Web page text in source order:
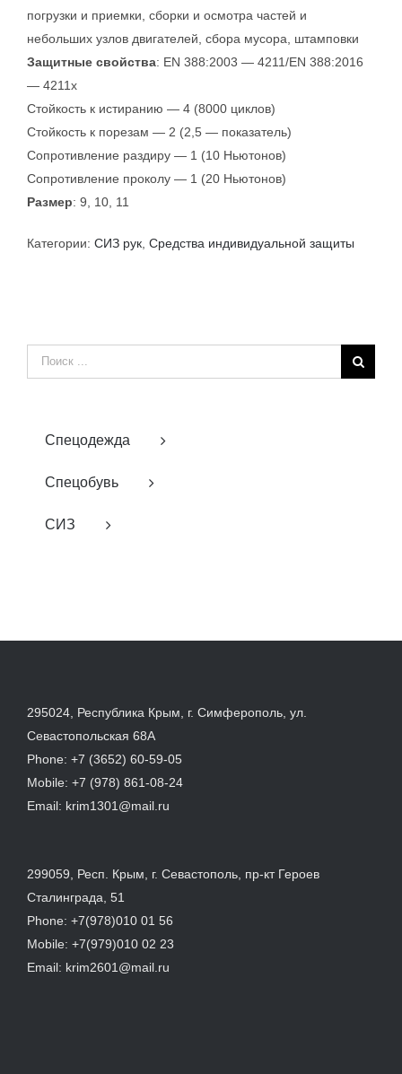
погрузки и приемки, сборки и осмотра частей и
небольших узлов двигателей, сбора мусора, штамповки
Защитные свойства: EN 388:2003 — 4211/EN 388:2016
— 4211х
Стойкость к истиранию — 4 (8000 циклов)
Стойкость к порезам — 2 (2,5 — показатель)
Сопротивление раздиру — 1 (10 Ньютонов)
Сопротивление проколу — 1 (20 Ньютонов)
Размер: 9, 10, 11
Категории: СИЗ рук Средства индивидуальной защиты
Результат
поиска:
Спецодежда
Спецобувь
СИЗ
295024, Республика Крым, г. Симферополь, ул.
Севастопольская 68А
Phone: +7 (3652) 60-59-05
Mobile: +7 (978) 861-08-24
Email: krim1301@mail.ru
299059, Респ. Крым, г. Севастополь, пр-кт Героев
Сталинграда, 51
Phone: +7(978)010 01 56
Mobile: +7(979)010 02 23
Email: krim2601@mail.ru